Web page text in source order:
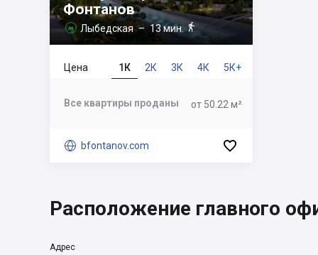
Фонтанов
 Лыбедская– 13 мин. 
1К 2К 3К 4К 5К+
Цена
от 50.22 м²
Все квартиры проданы
 bfontanov.com 
Расположение главного
Адрес